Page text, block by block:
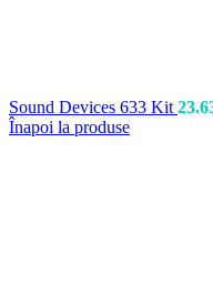
Sound Devices 633 Kit
Înapoi la produse